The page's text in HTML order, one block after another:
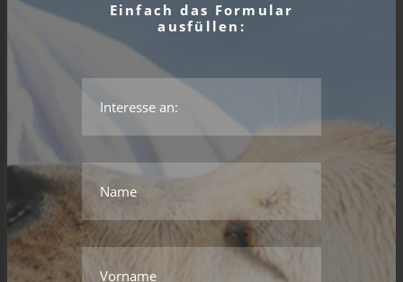
Einfach das Formular
ausfüllen:
Name
*Dieses Feld wird benötigt.
*Das ist kein gültiger Name.
Vorname